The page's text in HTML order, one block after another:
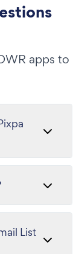
apps to
List